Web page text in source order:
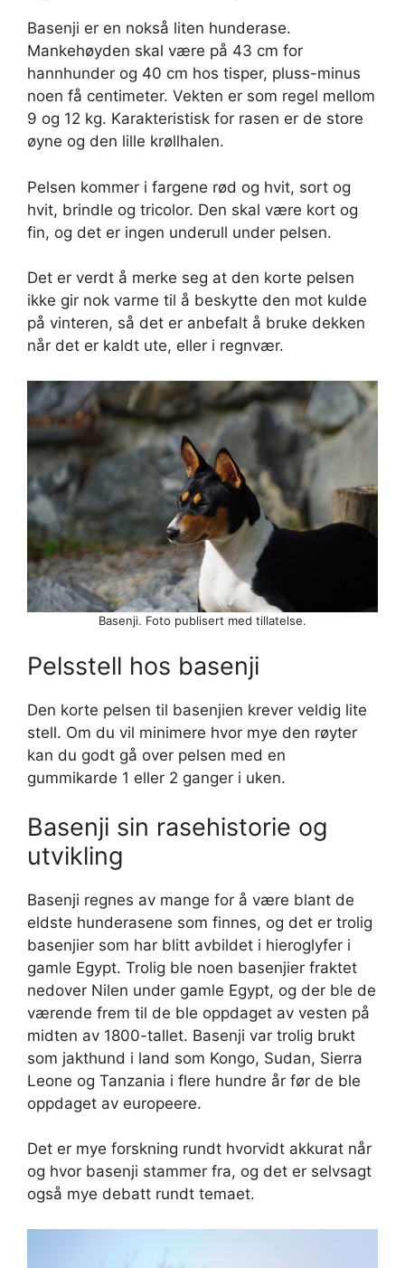
Basenji er en nokså liten hunderase.
Mankehøyden skal være på 43 cm for
hannhunder og 40 cm hos tisper, pluss-minus
noen få centimeter. Vekten er som regel mellom
9 og 12 kg. Karakteristisk for rasen er de store
øyne og den lille krøllhalen.
Pelsen kommer i fargene rød og hvit, sort og
hvit, brindle og tricolor. Den skal være kort og
fin, og det er ingen underull under pelsen.
Det er verdt å merke seg at den korte pelsen
ikke gir nok varme til å beskytte den mot kulde
på vinteren, så det er anbefalt å bruke dekken
når det er kaldt ute, eller i regnvær.
Basenji. Foto publisert med tillatelse.
Pelsstell hos basenji
Den korte pelsen til basenjien krever veldig lite
stell. Om du vil minimere hvor mye den røyter
kan du godt gå over pelsen med en
gummikarde 1 eller 2 ganger i uken.
Basenji sin rasehistorie og
utvikling
Basenji regnes av mange for å være blant de
eldste hunderasene som finnes, og det er trolig
basenjier som har blitt avbildet i hieroglyfer i
gamle Egypt. Trolig ble noen basenjier fraktet
nedover Nilen under gamle Egypt, og der ble de
værende frem til de ble oppdaget av vesten på
midten av 1800-tallet. Basenji var trolig brukt
som jakthund i land som Kongo, Sudan, Sierra
Leone og Tanzania i flere hundre år før de ble
oppdaget av europeere.
Det er mye forskning rundt hvorvidt akkurat når
og hvor basenji stammer fra, og det er selvsagt
også mye debatt rundt temaet.